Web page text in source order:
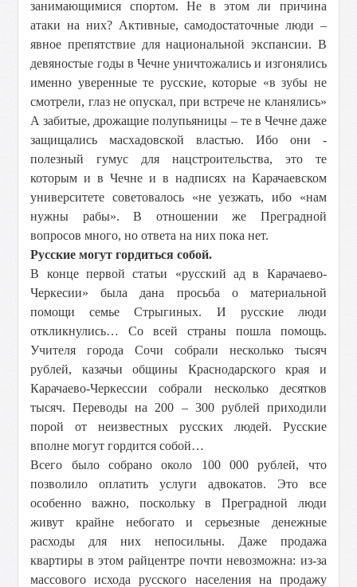
занимающимися спортом. Не в этом ли причина
атаки на них? Активные, самодостаточные люди –
явное препятствие для национальной экспансии. В
девяностые годы в Чечне уничтожались и изгонялись
именно уверенные те русские, которые «в зубы не
смотрели, глаз не опускал, при встрече не кланялись»
А забитые, дрожащие полупьяницы – те в Чечне даже
защищались масхадовской властью. Ибо они -
полезный гумус для нацстроительства, это те
которым и в Чечне и в надписях на Карачаевском
университете советовалось «не уезжать, ибо «нам
нужны рабы». В отношении же Преградной
вопросов много, но ответа на них пока нет.
Русские могут гордиться собой.
В конце первой статьи «русский ад в Карачаево-
Черкесии» была дана просьба о материальной
помощи семье Стрыгиных. И русские люди
откликнулись… Со всей страны пошла помощь.
Учителя города Сочи собрали несколько тысяч
рублей, казачьи общины Краснодарского края и
Карачаево-Черкессии собрали несколько десятков
тысяч. Переводы на 200 – 300 рублей приходили
порой от неизвестных русских людей. Русские
вполне могут гордится собой…
Всего было собрано около 100 000 рублей, что
позволило оплатить услуги адвокатов. Это все
особенно важно, поскольку в Преградной люди
живут крайне небогато и серьезные денежные
расходы для них непосильны. Даже продажа
квартиры в этом райцентре почти невозможна: из-за
массового исхода русского населения на продажу